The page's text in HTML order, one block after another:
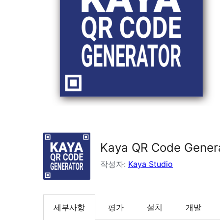
Kaya QR Code
작성자: Kaya Studio
세부사항 평가 설치 개발